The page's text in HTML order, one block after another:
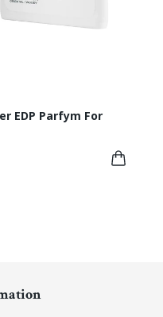
EDP Parfym For